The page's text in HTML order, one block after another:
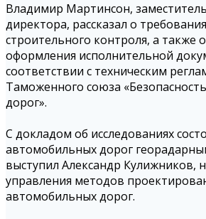
Владимир Мартинсон,
директора, рассказал о
строительного контроля, а также
оформления исполнительной
соответствии с техническим
Таможенного союза
дорог».
С докладом об исследованиях
автомобильных дорог
выступил Александр Кулижников,
управления методов
автомобильных дорог.